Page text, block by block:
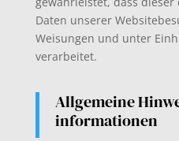
Daten unserer
Weisungen und unter
verarbeitet.
Allgemeine
informationen